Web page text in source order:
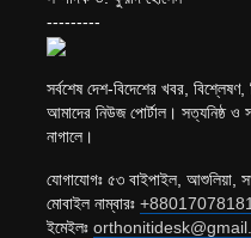
---------
সর্বশেষ দেশ-বিদেশের খবর,
আমাদের নিউজ পোর্টাল। সত্যনিষ্ঠ ও
নাগালে।
যোগাযোগঃ ৫৩ বাইপাইল, আশুলিয়া,
মোবাইল নাম্বারঃ
ইমেইলঃ